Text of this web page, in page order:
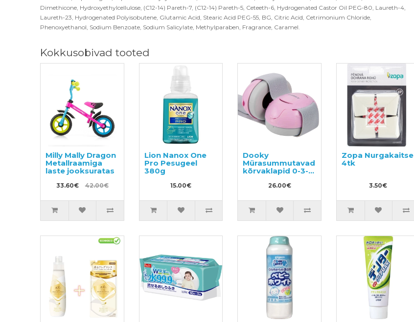
Dimethicone, Hydroxyethylcellulose, (C12-14) Pareth-7, (C12-14) Pareth-5, Ceteeth-6, Hydrogenated Castor Oil PEG-80, Laureth-4,
Laureth-23, Hydrogenated Polyisobutene, Glutamic Acid, Stearic Acid PEG-55, BG, Citric Acid, Cetrimonium Chloride,
Phenoxyethanol, Sodium Benzoate, Sodium Salicylate, Methylparaben, Fragrance, Caramel.
Kokkusobivad tooted
Milly Mally Dragon
Metallraamiga
laste jooksuratas
33.60€ 42.00€
Lion Nanox One
Pro Pesugeel
380g
15.00€
Dooky
Mürasummutavad
kõrvaklapid 0-3-
26.00€
Zopa Nurgakaitse
4tk
3.50€